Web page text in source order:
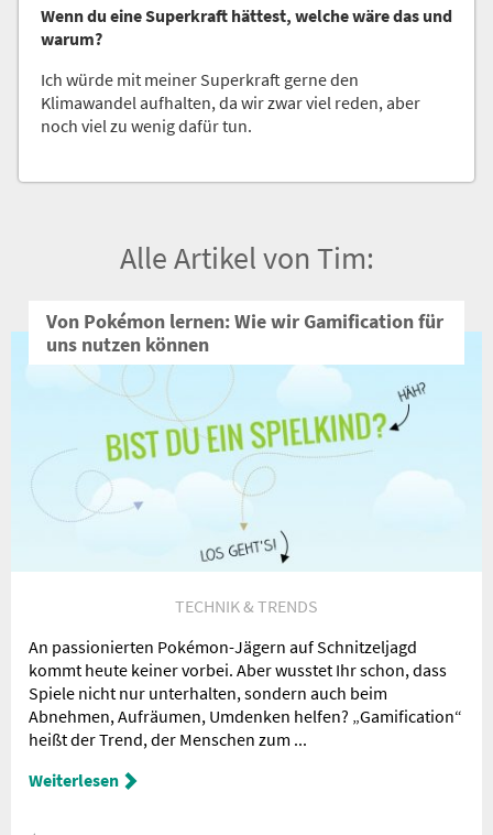
Wenn du eine Superkraft hättest, welche wäre das und
warum?
Ich würde mit meiner Superkraft gerne den
Klimawandel aufhalten, da wir zwar viel reden, aber
noch viel zu wenig dafür tun.
Alle Artikel von Tim:
Von Pokémon lernen: Wie wir Gamification für
uns nutzen können
TECHNIK & TRENDS
An passionierten Pokémon-Jägern auf Schnitzeljagd
kommt heute keiner vorbei. Aber wusstet Ihr schon, dass
Spiele nicht nur unterhalten, sondern auch beim
Abnehmen, Aufräumen, Umdenken helfen? „Gamification“
heißt der Trend, der Menschen zum ...
Weiterlesen